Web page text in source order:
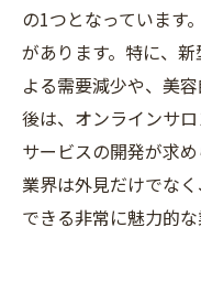
の1つとなっています
があります。特に、
よる需要減少や、美
後は、オンラインサ
サービスの開発が求
業界は外見だけでな
できる非常に魅力的な